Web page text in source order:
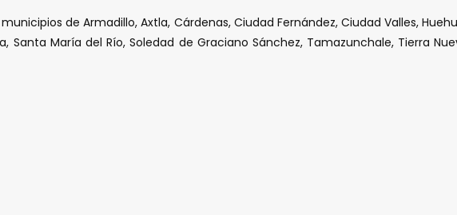
de Armadillo, Axtla, Cárdenas, Ciudad Fernández, Ciudad Valles,
María del Río, Soledad de Graciano Sánchez, Tamazunchale, Tierra